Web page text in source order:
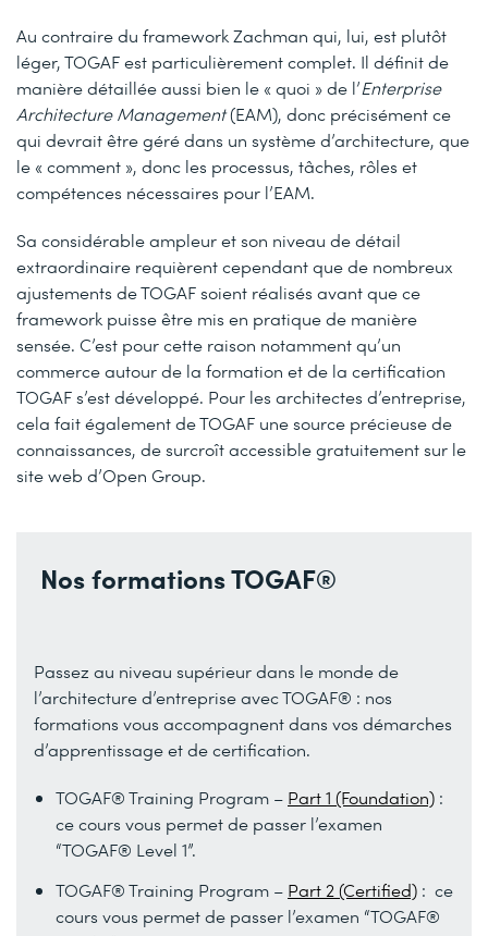
Au contraire du framework Zachman qui, lui, est plutôt
léger, TOGAF est particulièrement complet. Il définit de
manière détaillée aussi bien le « quoi » de l’Enterprise
Architecture Management(EAM), donc précisément ce
qui devrait être géré dans un système d’architecture, que
le « comment », donc les processus, tâches, rôles et
compétences nécessaires pour l’EAM.
Sa considérable ampleur et son niveau de détail
extraordinaire requièrent cependant que de nombreux
ajustements de TOGAF soient réalisés avant que ce
framework puisse être mis en pratique de manière
sensée. C’est pour cette raison notamment qu’un
commerce autour de la formation et de la certification
TOGAF s’est développé. Pour les architectes d’entreprise,
cela fait également de TOGAF une source précieuse de
connaissances, de surcroît accessible gratuitement sur le
site web d’Open Group.
Nos formations TOGAF®
Passez au niveau supérieur dans le monde de
l’architecture d’entreprise avec TOGAF® : nos
formations vous accompagnent dans vos démarches
d’apprentissage et de certification.
TOGAF® Training Program – Part 1 (Foundation) :
ce cours vous permet de passer l’examen
“TOGAF® Level 1”.
TOGAF® Training Program – Part 2 (Certified) : ce
cours vous permet de passer l’examen “TOGAF®